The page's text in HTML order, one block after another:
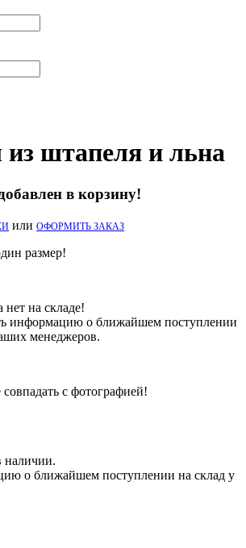
штапеля и льна
в корзину!
или ОФОРМИТЬ ЗАКАЗ
размер!
нет на складе!
информацию о ближайшем поступлении
менеджеров.
с фотографией!
наличии.
о ближайшем поступлении на склад у